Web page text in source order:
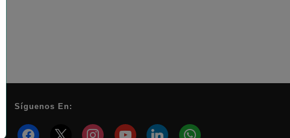
Síguenos En:
facebook instagramyoutube linkedin whatsapp